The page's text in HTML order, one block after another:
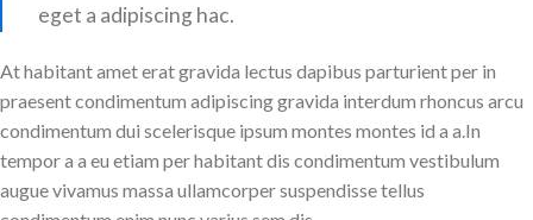
eget a adipiscing hac.
At habitant amet erat gravida lectus dapibus parturient per in
praesent condimentum adipiscing gravida interdum rhoncus arcu
condimentum dui scelerisque ipsum montes montes id a a.In
tempor a a eu etiam per habitant dis condimentum vestibulum
augue vivamus massa ullamcorper suspendisse tellus